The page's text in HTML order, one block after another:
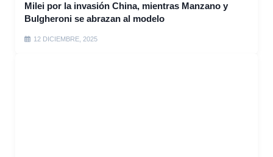
Milei por la invasión China, mientras Manzano y
Bulgheroni se abrazan al modelo
12 DICIEMBRE, 2025